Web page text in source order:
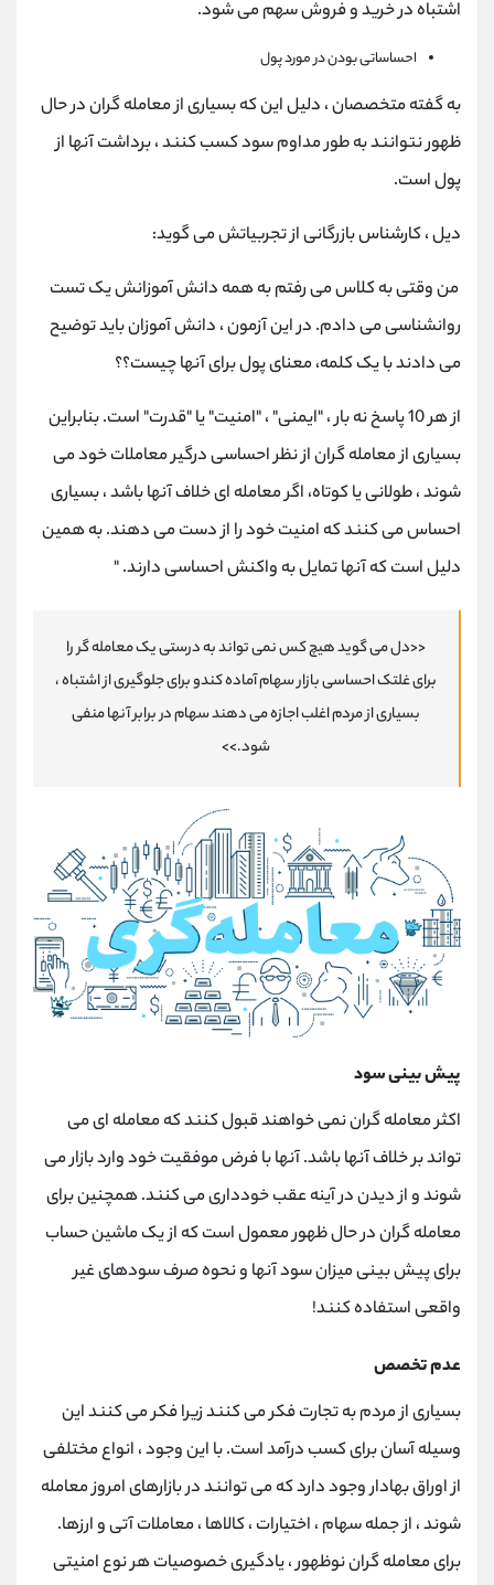
اشتباه در خرید و فروش سهم می شود.
احساساتی بودن در مورد پول
به گفته متخصصان ، دلیل این که بسیاری از معامله گران در حال
ظهور نتوانند به طور مداوم سود کسب کنند ، برداشت آنها از
پول است.
دیل ، کارشناس بازرگانی از تجربیاتش می گوید:
من وقتی به کلاس می رفتم به همه دانش آموزانش یک تست
روانشناسی می دادم. در این آزمون ، دانش آموزان باید توضیح
می دادند با یک کلمه، معنای پول برای آنها چیست؟؟
از هر 10 پاسخ نه بار ، "ایمنی" ، "امنیت" یا "قدرت" است. بنابراین
بسیاری از معامله گران از نظر احساسی درگیر معاملات خود می
شوند ، طولانی یا کوتاه، اگر معامله ای خلاف آنها باشد ، بسیاری
احساس می کنند که امنیت خود را از دست می دهند. به همین
دلیل است که آنها تمایل به واکنش احساسی دارند. "
<<دل می گوید هیچ کس نمی تواند به درستی یک معامله گر را
برای غلتک احساسی بازار سهام آماده کندو برای جلوگیری از اشتباه ،
بسیاری از مردم اغلب اجازه می دهند سهام در برابر آنها منفی
شود.>>
پیش بینی سود
اکثر معامله گران نمی خواهند قبول کنند که معامله ای می
تواند بر خلاف آنها باشد. آنها با فرض موفقیت خود وارد بازار می
شوند و از دیدن در آینه عقب خودداری می کنند. همچنین برای
معامله گران در حال ظهور معمول است که از یک ماشین حساب
برای پیش بینی میزان سود آنها و نحوه صرف سودهای غیر
واقعی استفاده کنند!
عدم تخصص
بسیاری از مردم به تجارت فکر می کنند زیرا فکر می کنند این
وسیله آسان برای کسب درآمد است. با این وجود ، انواع مختلفی
از اوراق بهادار وجود دارد که می توانند در بازارهای امروز معامله
شوند ، از جمله سهام ، اختیارات ، کالاها ، معاملات آتی و ارزها.
برای معامله گران نوظهور ، یادگیری خصوصیات هر نوع امنیتی